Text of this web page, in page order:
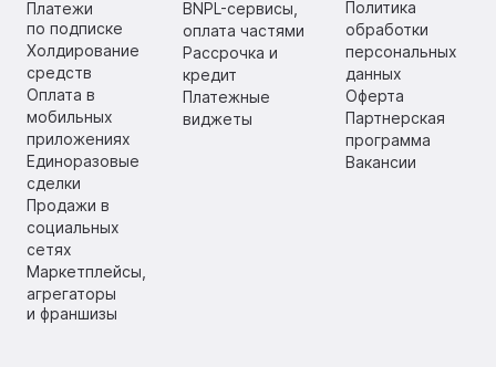
Платежи
по подписке
Холдирование
средств
Оплата в
мобильных
приложениях
Единоразовые
сделки
Продажи в
социальных
сетях
Маркетплейсы,
агрегаторы
и франшизы
BNPL-сервисы,
оплата частями
Рассрочка и
кредит
Платежные
виджеты
Политика
обработки
персональных
данных
Оферта
Партнерская
программа
Вакансии